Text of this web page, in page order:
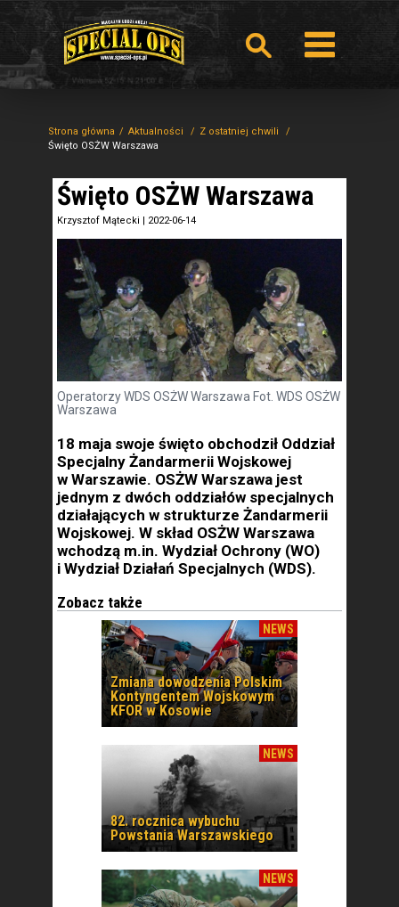
Strona główna Aktualności
Z ostatniej chwili
Święto OSŻW Warszawa
Święto OSŻW Warszawa
Krzysztof Mątecki | 2022-06-14
Operatorzy WDS OSŻW Warszawa Fot. WDS OSŻW
Warszawa
18 maja swoje święto obchodził Oddział
Specjalny Żandarmerii Wojskowej
w Warszawie. OSŻW Warszawa jest
jednym z dwóch oddziałów specjalnych
działających w strukturze Żandarmerii
Wojskowej. W skład OSŻW Warszawa
wchodzą m.in. Wydział Ochrony (WO)
i Wydział Działań Specjalnych (WDS).
Zobacz także
NEWS
Zmiana dowodzenia Polskim
Kontyngentem Wojskowym
KFOR w Kosowie
NEWS
82. rocznica wybuchu
Powstania Warszawskiego
NEWS